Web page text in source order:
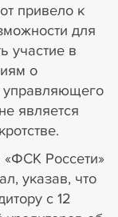
привело к
для
участие в
о
управляющего
является
Россети»
указав, что
с 12